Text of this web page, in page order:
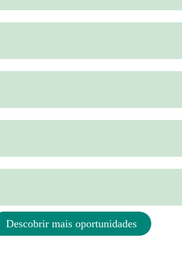
Descobrir mais oportunidades